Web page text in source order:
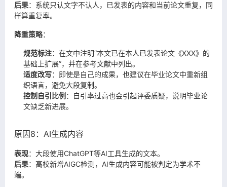
后果：系统只认文字不认人，已发表的内容和当前论文重复，同
样算重复率。
降重策略：
规范标注：在文中注明“本文已在本人已发表论文《XXX》的
基础上扩展”，并在参考文献中列出。
适度改写：即使是自己的成果，也建议在毕业论文中重新组
织语言，避免大段复制。
控制自引比例 ：自引率过高也会引起评委质疑，说明毕业论
文缺乏新进展。
原因8：AI生成内容
表现：大段使用ChatGPT等AI工具生成的文本。
后果：高校新增AIGC检测，AI生成内容可能被判定为学术不
端。